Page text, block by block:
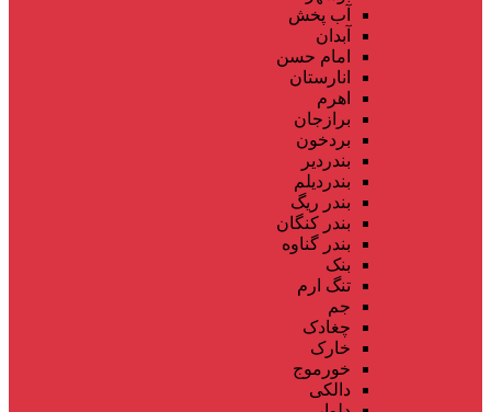
آب پخش
آبدان
امام حسن
انارستان
اهرم
برازجان
بردخون
بندردیر
بندردیلم
بندر ریگ
بندر کنگان
بندر گناوه
بنک
تنگ ارم
جم
چغادک
خارک
خورموج
دالکی